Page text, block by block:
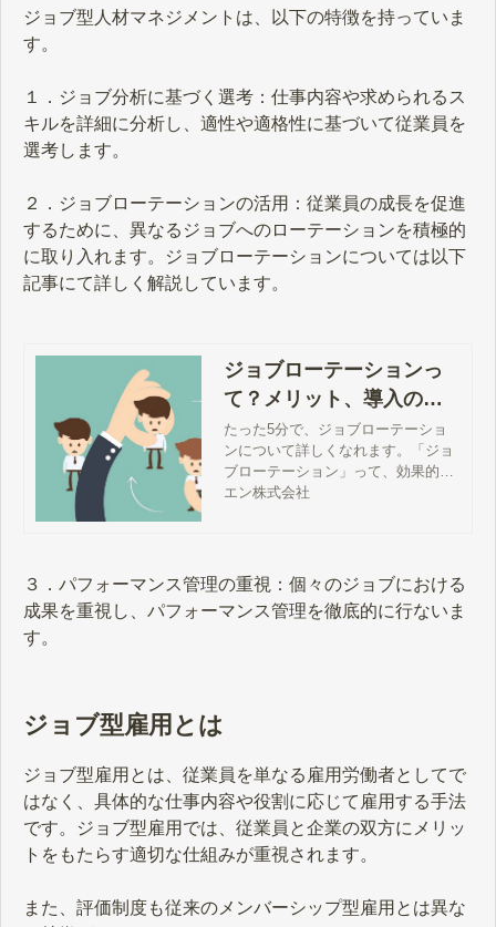
ジョブ型人材マネジメントは、以下の特徴を持っていま
す。
１．ジョブ分析に基づく選考：仕事内容や求められるス
キルを詳細に分析し、適性や適格性に基づいて従業員を
選考します。
２．ジョブローテーションの活用：従業員の成長を促進
するために、異なるジョブへのローテーションを積極的
に取り入れます。ジョブローテーションについては以下
記事にて詳しく解説しています。
ジョブローテーションっ
て？メリット、導入のポ
イントまで徹底解説 - エン
転職｜【公式】企業様向
けサイト
たった5分で、ジョブローテーショ
ンについて詳しくなれます。「ジョ
ブローテーション」って、効果的な
の？いまの時代に合わないって、本
た。
エン株式会社
３．パフォーマンス管理の重視：個々のジョブにおける
成果を重視し、パフォーマンス管理を徹底的に行ないま
す。
ジョブ型雇用とは
ジョブ型雇用とは、従業員を単なる雇用労働者としてで
はなく、具体的な仕事内容や役割に応じて雇用する手法
です。ジョブ型雇用では、従業員と企業の双方にメリッ
トをもたらす適切な仕組みが重視されます。
また、評価制度も従来のメンバーシップ型雇用とは異な